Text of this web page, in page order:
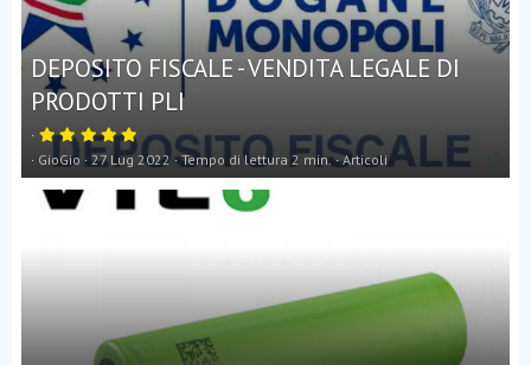
DEPOSITO FISCALE - VENDITA LEGALE DI
PRODOTTI PLI
5
,
0
0
GioGio 27 Lug 2022 Tempo di lettura 2 min. Articoli